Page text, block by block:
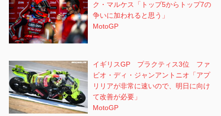
ク・マルケス「トップ5からトップ7の
争いに加われると思う」
MotoGP
イギリスGP プラクティス3位 ファ
ビオ・ディ・ジャンアントニオ「アプ
リリアが非常に速いので、明日に向け
て改善が必要」
MotoGP